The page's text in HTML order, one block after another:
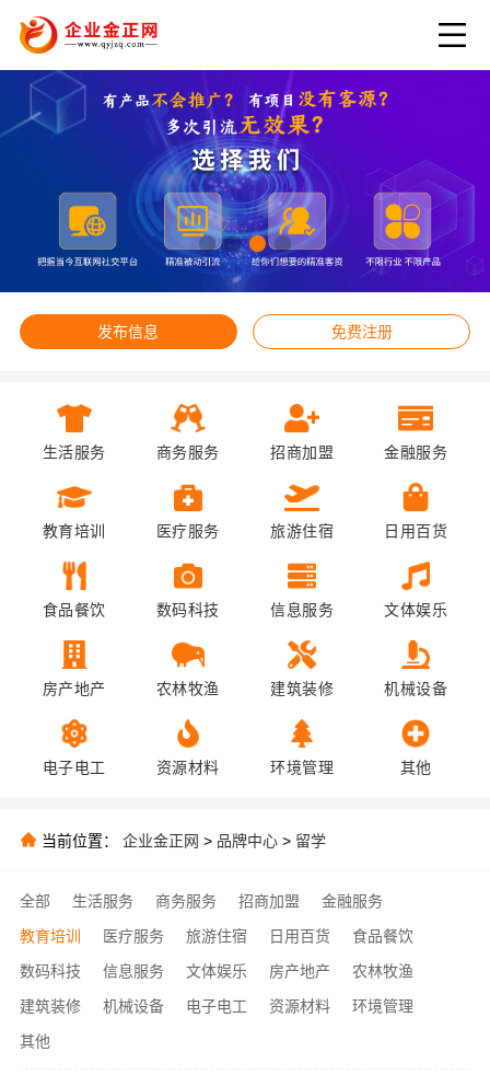
发布信息 免费注册
生活服务 商务服务 招商加盟 金融服务
教育培训 医疗服务 旅游住宿 日用百货
食品餐饮 数码科技 信息服务 文体娱乐
房产地产 农林牧渔 建筑装修 机械设备
电子电工 资源材料 环境管理 其他
当前位置： 企业金正网 > 品牌中心 > 留学
全部 生活服务 商务服务 招商加盟
金融服务
教育培训
医疗服务 旅游住宿 日用百货
食品餐饮
数码科技
信息服务 文体娱乐 房产地产
农林牧渔
建筑装修
机械设备 电子电工 资源材料
环境管理
其他